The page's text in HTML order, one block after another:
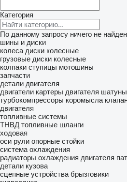
Категория
По данному запросу ничего не
шины и диски
колеса диски колесные
грузовые диски колесные
колпаки ступицы мотошины
запчасти
детали двигателя
двигатели картеры двигателя шатуны
турбокомпрессоры коромысла
двигателя
топливные системы
ТНВД топливные шланги
ходовая
оси рули опорные стойки
система охлаждения
радиаторы охлаждения двигателя
детали кузова
сцепные устройства брызговики